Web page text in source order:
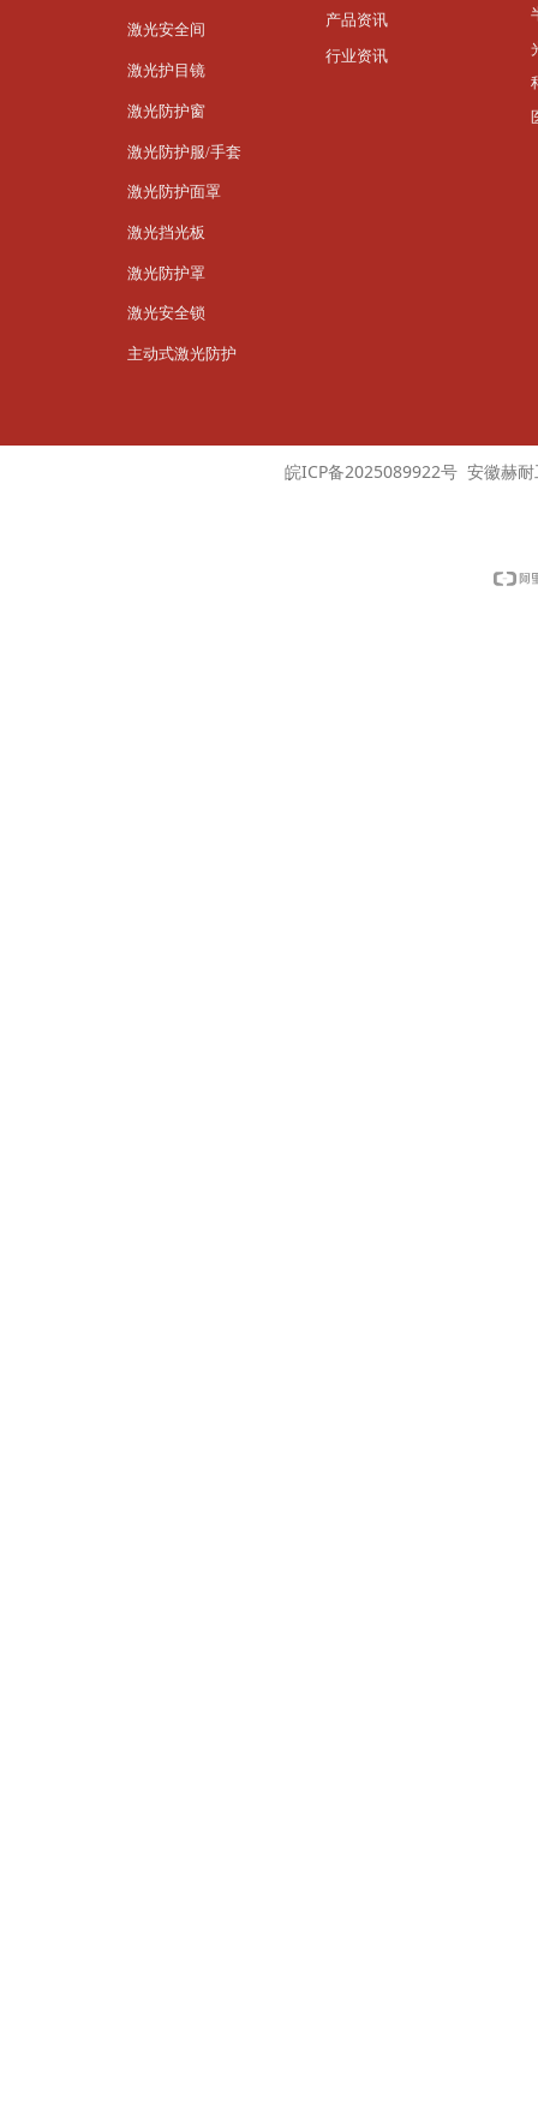
激光安全间
激光护目镜
激光防护窗
激光防护服/手套
激光防护面罩
激光挡光板
激光防护罩
激光安全锁
主动式激光防护
产品资讯
行业资讯
皖ICP备2025089922号 安徽赫